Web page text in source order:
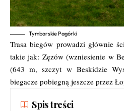
Tymbarskie Pagórki
Trasa biegów prowadzi głównie
takie jak: Zęzów (wzniesienie w
(643 m, szczyt w Beskidzie
biegacze pobiegną jeszcze przez
Spis treści